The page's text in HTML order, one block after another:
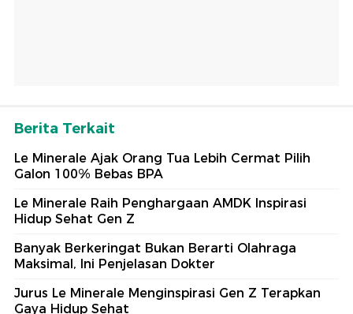
Berita Terkait
Le Minerale Ajak Orang Tua Lebih Cermat Pilih
Galon 100% Bebas BPA
Le Minerale Raih Penghargaan AMDK Inspirasi
Hidup Sehat Gen Z
Banyak Berkeringat Bukan Berarti Olahraga
Maksimal, Ini Penjelasan Dokter
Jurus Le Minerale Menginspirasi Gen Z Terapkan
Gaya Hidup Sehat